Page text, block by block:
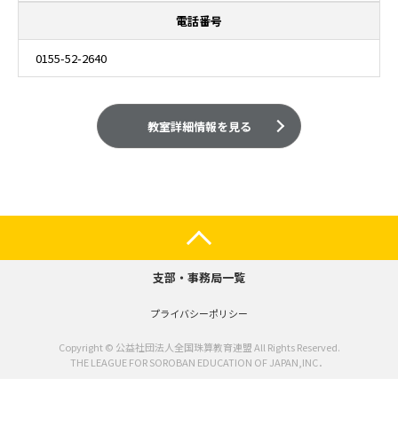
電話番号
0155-52-2640
教室詳細情報を見る
支部・事務局一覧
プライバシーポリシー
Copyright © 公益社団法人全国珠算教育連盟 All Rights Reserved.
THE LEAGUE FOR SOROBAN EDUCATION OF JAPAN,INC．